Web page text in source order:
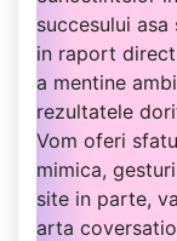
succesului
in raport
a mentine
rezultatele
Vom oferi
mimica,
site in parte,
arta